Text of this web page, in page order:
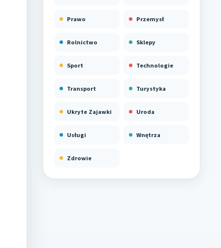
Prawo Przemysł
Rolnictwo Sklepy
Sport Technologie
Transport Turystyka
Ukryte Zajawki Uroda
Usługi Wnętrza
Zdrowie